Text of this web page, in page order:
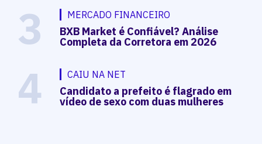
3 MERCADO FINANCEIRO
BXB Market é Confiável? Análise
Completa da Corretora em 2026
4 CAIU NA NET
Candidato a prefeito é flagrado em
vídeo de sexo com duas mulheres